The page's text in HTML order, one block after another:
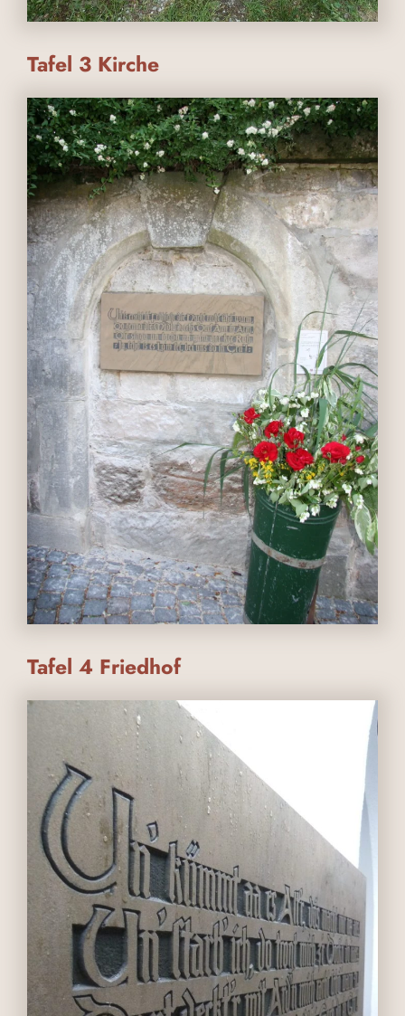
Tafel 3 Kirche
Tafel 4 Friedhof